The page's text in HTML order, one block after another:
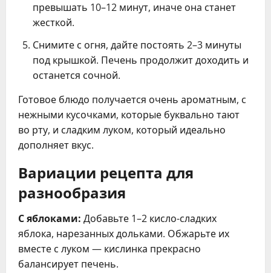
превышать 10–12 минут, иначе она станет
жесткой.
Снимите с огня, дайте постоять 2–3 минуты
под крышкой. Печень продолжит доходить и
останется сочной.
Готовое блюдо получается очень ароматным, с
нежными кусочками, которые буквально тают
во рту, и сладким луком, который идеально
дополняет вкус.
Вариации рецепта для
разнообразия
С яблоками: Добавьте 1–2 кисло-сладких
яблока, нарезанных дольками. Обжарьте их
вместе с луком — кислинка прекрасно
балансирует печень.